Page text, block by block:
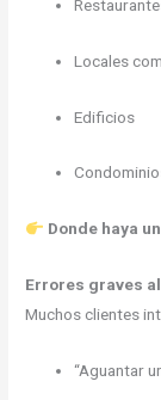
Locales
Edificios
Donde haya
Errores graves
Muchos clientes
“Aguantar